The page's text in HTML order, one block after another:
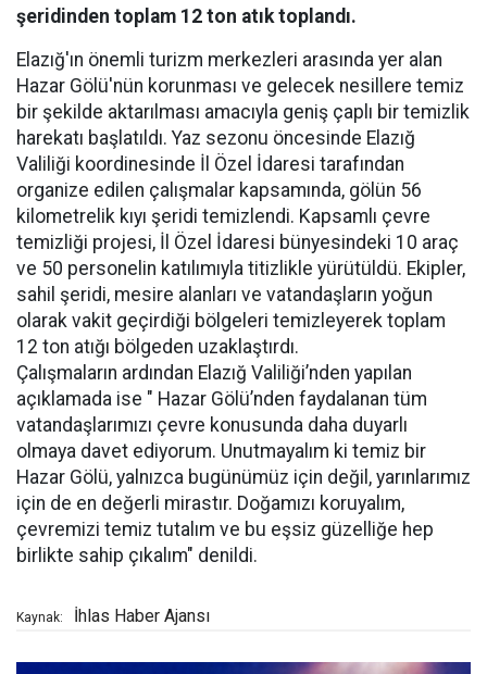
şeridinden toplam 12 ton atık toplandı.
Elazığ'ın önemli turizm merkezleri arasında yer alan
Hazar Gölü'nün korunması ve gelecek nesillere temiz
bir şekilde aktarılması amacıyla geniş çaplı bir temizlik
harekatı başlatıldı. Yaz sezonu öncesinde Elazığ
Valiliği koordinesinde İl Özel İdaresi tarafından
organize edilen çalışmalar kapsamında, gölün 56
kilometrelik kıyı şeridi temizlendi. Kapsamlı çevre
temizliği projesi, İl Özel İdaresi bünyesindeki 10 araç
ve 50 personelin katılımıyla titizlikle yürütüldü. Ekipler,
sahil şeridi, mesire alanları ve vatandaşların yoğun
olarak vakit geçirdiği bölgeleri temizleyerek toplam
12 ton atığı bölgeden uzaklaştırdı.
Çalışmaların ardından Elazığ Valiliği’nden yapılan
açıklamada ise " Hazar Gölü’nden faydalanan tüm
vatandaşlarımızı çevre konusunda daha duyarlı
olmaya davet ediyorum. Unutmayalım ki temiz bir
Hazar Gölü, yalnızca bugünümüz için değil, yarınlarımız
için de en değerli mirastır. Doğamızı koruyalım,
çevremizi temiz tutalım ve bu eşsiz güzelliğe hep
birlikte sahip çıkalım" denildi.
Kaynak: İhlas Haber Ajansı